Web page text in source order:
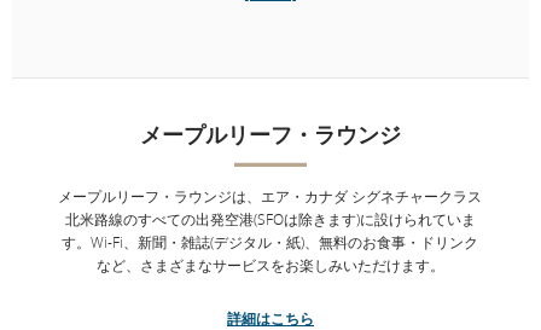
目の前で調理するライブクッキングステーションでは、著名シェ
詳細はこちら
メープルリーフ・ラウンジ
メープルリーフ・ラウンジは、エア・カナダ シグネチャークラス
北米路線のすべての出発空港(SFOは除きます)に設けられていま
す。Wi-Fi、新聞・雑誌(デジタル・紙)、無料のお食事・ドリンク
など、さまざまなサービスをお楽しみいただけます。
詳細はこちら